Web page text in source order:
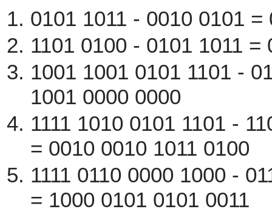
0101 1011 - 0010 0101 =
1101 0100 - 0101 1011 =
1001 1001 0101 1101 -
1001 0000 0000
1111 1010 0101 1101 -
= 0010 0010 1011 0100
1111 0110 0000 1000 -
= 1000 0101 0101 0011